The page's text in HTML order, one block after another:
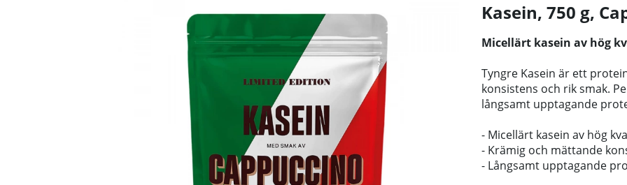
Kasein, 750 g,
Micellärt kasein av hög
Tyngre Kasein är ett
konsistens och rik smak.
långsamt upptagande
- Micellärt kasein av hög
- Krämig och mättande
- Långsamt upptagande